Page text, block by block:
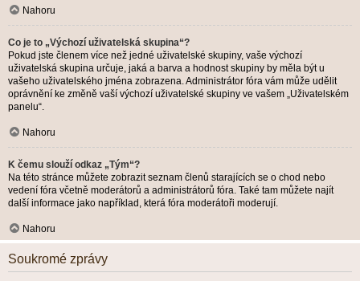
Nahoru
Co je to „Výchozí uživatelská skupina“?
Pokud jste členem více než jedné uživatelské skupiny, vaše výchozí
uživatelská skupina určuje, jaká a barva a hodnost skupiny by měla být u
vašeho uživatelského jména zobrazena. Administrátor fóra vám může udělit
oprávnění ke změně vaší výchozí uživatelské skupiny ve vašem „Uživatelském
panelu“.
Nahoru
K čemu slouží odkaz „Tým“?
Na této stránce můžete zobrazit seznam členů starajících se o chod nebo
vedení fóra včetně moderátorů a administrátorů fóra. Také tam můžete najít
další informace jako například, která fóra moderátoři moderují.
Nahoru
Soukromé zprávy